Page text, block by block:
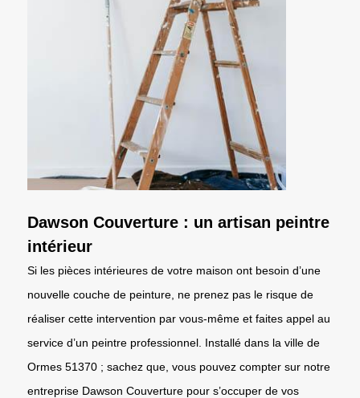
Dawson Couverture : un artisan peintre
intérieur
Si les pièces intérieures de votre maison ont besoin d’une
nouvelle couche de peinture, ne prenez pas le risque de
réaliser cette intervention par vous-même et faites appel au
service d’un peintre professionnel. Installé dans la ville de
Ormes 51370 ; sachez que, vous pouvez compter sur notre
entreprise Dawson Couverture pour s’occuper de vos